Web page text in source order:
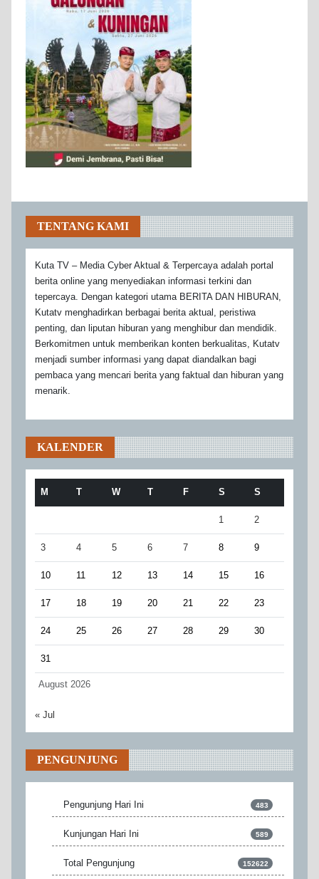
TENTANG KAMI
Kuta TV – Media Cyber Aktual & Terpercaya adalah portal
berita online yang menyediakan informasi terkini dan
tepercaya. Dengan kategori utama BERITA DAN HIBURAN,
Kutatv menghadirkan berbagai berita aktual, peristiwa
penting, dan liputan hiburan yang menghibur dan mendidik.
Berkomitmen untuk memberikan konten berkualitas, Kutatv
menjadi sumber informasi yang dapat diandalkan bagi
pembaca yang mencari berita yang faktual dan hiburan yang
menarik.
KALENDER
August 2026
M T W T F S S
1 2
3 4 5 6 7 8 9
10 11 12 13 14 15 16
17 18 19 20 21 22 23
24 25 26 27 28 29 30
31
« Jul
PENGUNJUNG
Pengunjung Hari Ini 483
Kunjungan Hari Ini 589
Total Pengunjung 152622